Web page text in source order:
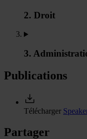
2. Droit
3.
Publications
Télécharger
Partager